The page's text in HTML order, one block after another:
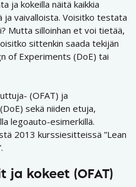
ja kokeilla näitä kaikkia
vaivalloista. Voisitko testata
Mutta silloinhan et voi tietää,
sittenkin saada tekijän
of Experiments (DoE) tai
(OFAT) ja
sekä niiden etuja,
legoauto-esimerkillä.
2013 kurssiesitteissä ”Lean
kokeet (OFAT)